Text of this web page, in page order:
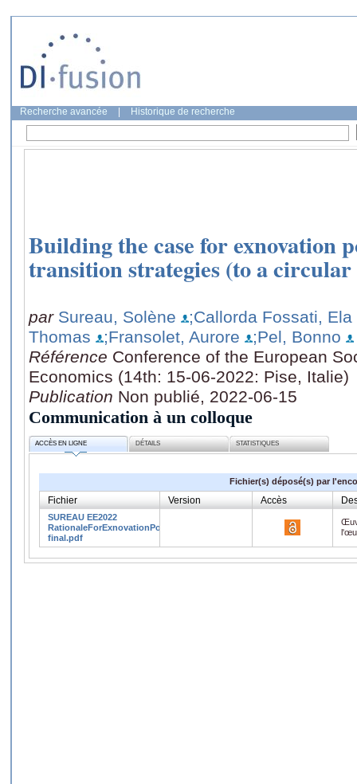
Recherche avancée Historique de recherche
Building the case for exnovation
transition strategies (to a circular
par Sureau, Solène
;Callorda Fossati, Ela
Thomas
;Fransolet, Aurore
;Pel, Bonno
Référence Conference of the European
Economics (14th: 15-06-2022: Pise, Italie)
Publication Non publié, 2022-06-15
Communication à un colloque
ACCÈS EN LIGNE DÉTAILS STATISTIQUES
Fichier(s) déposé(s) par
Fichier Version Accès
SUREAU EE2022
RationaleForExnovationPolicies
final.pdf